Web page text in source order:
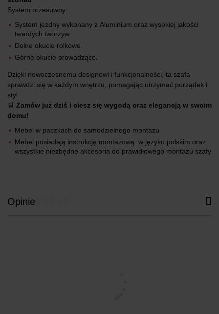
System przesuwny:
System jezdny wykonany z Aluminium oraz wysokiej jakości
twardych tworzyw.
Dolne okucie rolkowe.
Górne okucie prowadzące.
Dzięki nowoczesnemu designowi i funkcjonalności, ta szafa
sprawdzi się w każdym wnętrzu, pomagając utrzymać porządek i
styl.
🛒 Zamów już dziś i ciesz się wygodą oraz elegancją w swoim
domu!
Mebel w paczkach do samodzielnego montażu
Mebel posiadają instrukcję montażową w języku polskim oraz
wszystkie niezbędne akcesoria do prawidłowego montażu szafy
Opinie